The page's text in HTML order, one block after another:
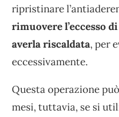
ripristinare
rimuovere l’eccesso
averla riscaldata, per
eccessivamente.
Questa operazione
mesi, tuttavia, se si